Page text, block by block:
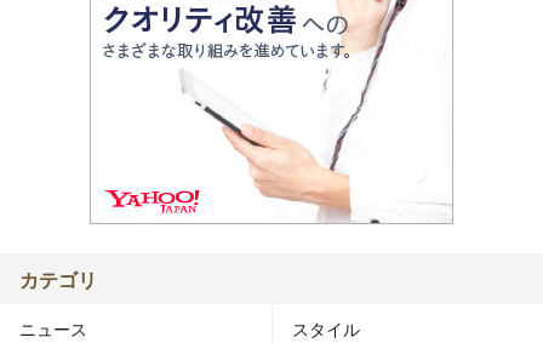
カテゴリ
ニュース スタイル